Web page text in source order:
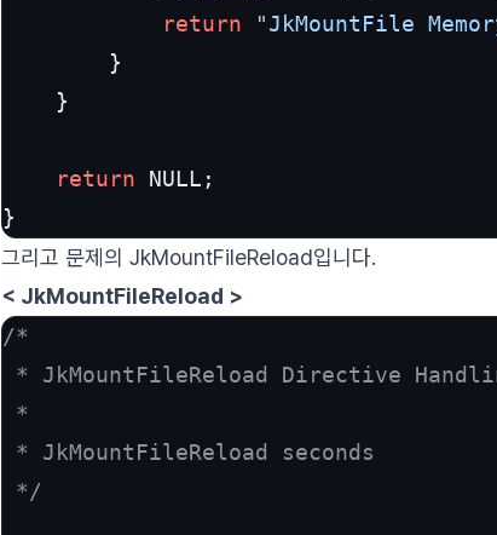
return
"JkMountFile
        }
    }
return NULL;
}
그리고 문제의 JkMountFileReload입니다.
< JkMountFileReload >
/*
* JkMountFileReload Directive
*
* JkMountFileReload seconds
*/